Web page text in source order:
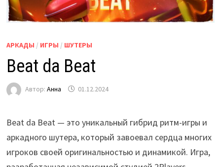
АРКАДЫ / ИГРЫ / ШУТЕРЫ
Beat da Beat
Автор: Анна 01.12.2024
Beat da Beat — это уникальный гибрид ритм-игры и
аркадного шутера, который завоевал сердца многих
игроков своей оригинальностью и динамикой. Игра,